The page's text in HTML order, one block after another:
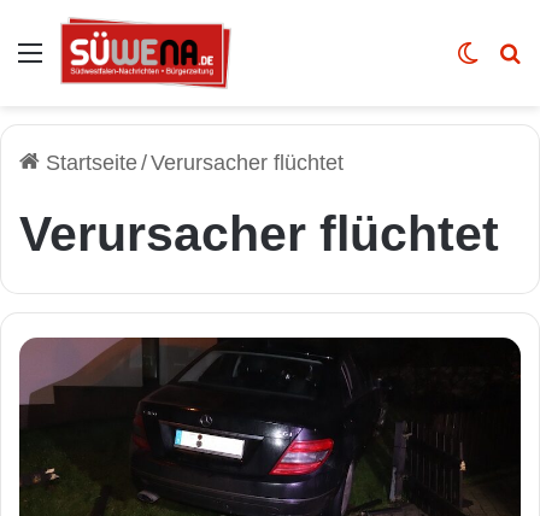
Auswahl Skin
Startseite/Verursacher flüchtet
Verursacher flüchtet